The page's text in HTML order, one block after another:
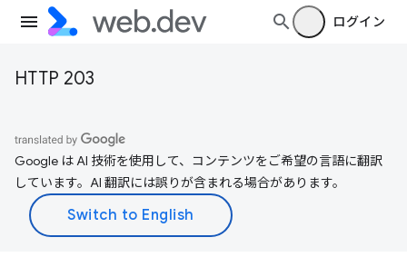
ログイン
HTTP 203
Google は AI 技術を使用して、コンテンツをご希望の言語に翻訳
しています。AI 翻訳には誤りが含まれる場合があります。